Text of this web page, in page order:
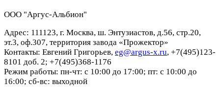
ООО "Аргус-Альбион"
Адрес: 111123, г. Москва, ш. Энтузиастов, д.56, стр.20,
эт.3, оф.307, территория завода «Прожектор»
Контакты: Евгений Григорьев, eg@argus-x.ru, +7(495)123-
8101 доб. 2; +7(495)368-1176
Режим работы: пн-чт: с 10:00 до 17:00; пт: с 10:00 до
16:00; сб-вс: выходной